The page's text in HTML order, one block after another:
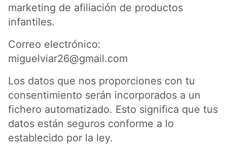
marketing de afiliación de productos
infantiles.
Correo electrónico:
miguelviar26@gmail.com
Los datos que nos proporciones con tu
consentimiento serán incorporados a un
fichero automatizado. Esto significa que tus
datos están seguros conforme a lo
establecido por la ley.